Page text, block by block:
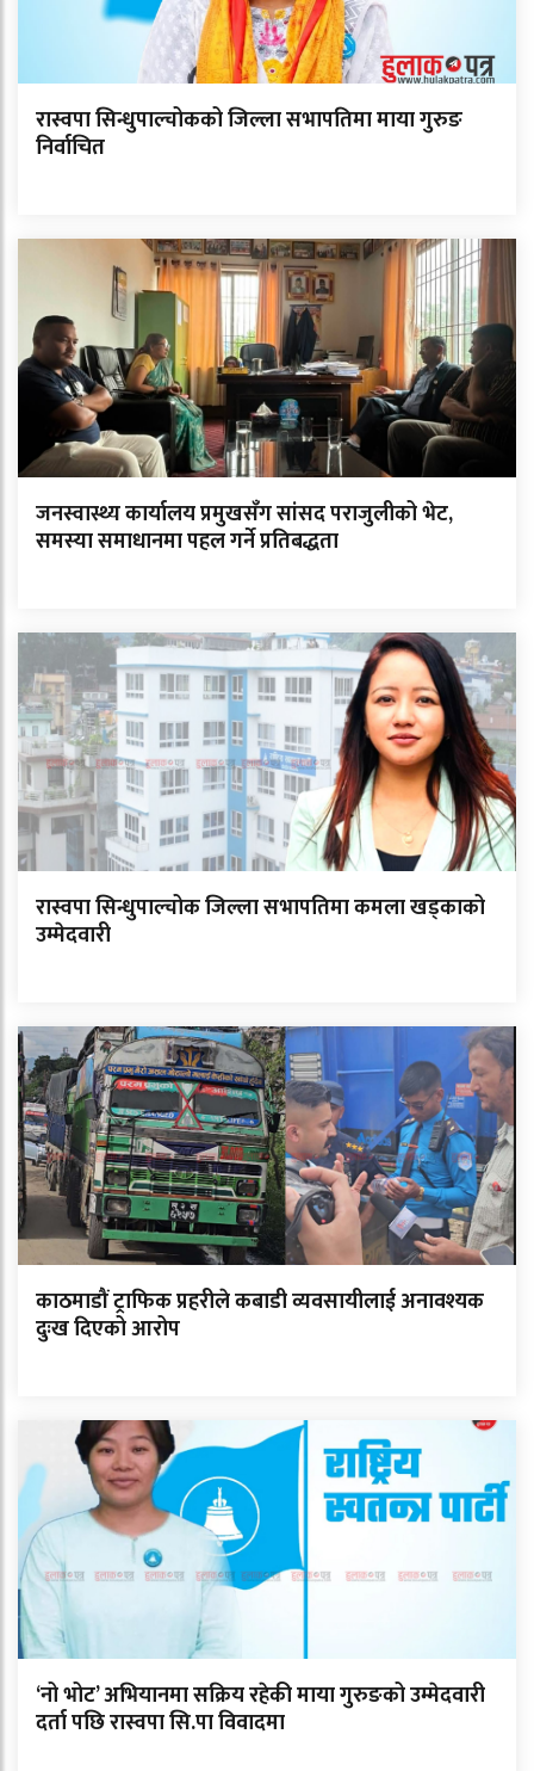
रास्वपा सिन्धुपाल्चोकको जिल्ला सभापतिमा माया गुरुङ
निर्वाचित
जनस्वास्थ्य कार्यालय प्रमुखसँग सांसद पराजुलीको भेट,
समस्या समाधानमा पहल गर्ने प्रतिबद्धता
रास्वपा सिन्धुपाल्चोक जिल्ला सभापतिमा कमला खड्काको
उम्मेदवारी
काठमाडौं ट्राफिक प्रहरीले कबाडी व्यवसायीलाई अनावश्यक
दुःख दिएको आरोप
‘नो भोट’ अभियानमा सक्रिय रहेकी माया गुरुङको उम्मेदवारी
दर्ता पछि रास्वपा सि.पा विवादमा